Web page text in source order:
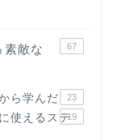
素敵な
67
ら学んだ 23
使えるステ19